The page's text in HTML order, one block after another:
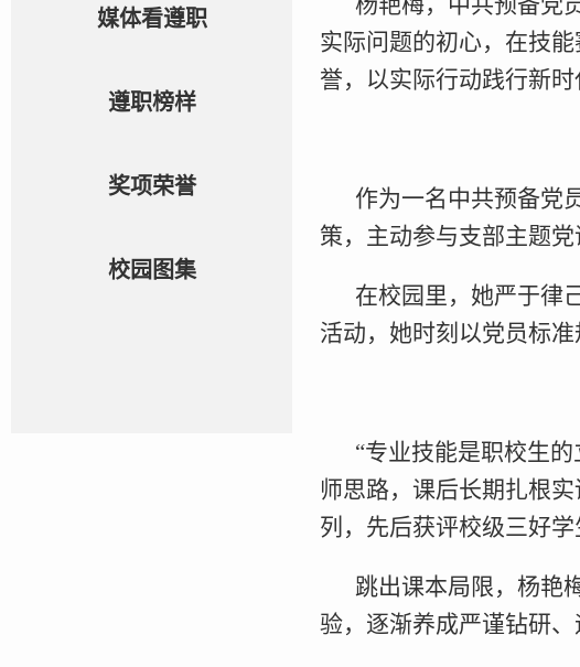
媒体看遵职
遵职榜样
奖项荣誉
校园图集
实际问题的初心，在技
誉，以实际行动践行新时
作为一名中共预备党
策，主动参与支部主题
在校园里，她严于律
活动，她时刻以党员标
“专业技能是职校生
师思路，课后长期扎根
列，先后获评校级三好学
跳出课本局限，杨艳
验，逐渐养成严谨钻研